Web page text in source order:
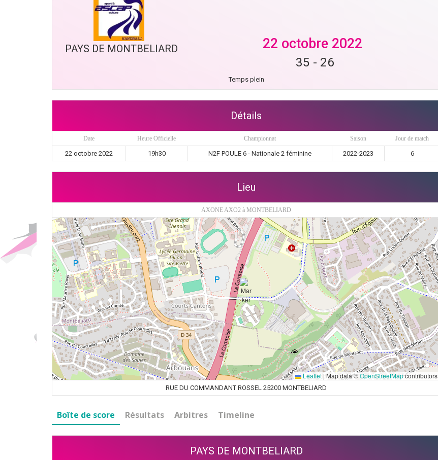
PAYS DE MONTBELIARD 22 octobre 2022
35 - 26
Temps plein
Détails
Date Heure Officielle Championnat Saison Jour de match
22 octobre 2022 19h30 N2F POULE 6 - Nationale 2 féminine 2022-2023 6
Lieu
AXONE AXO2 à MONTBELIARD
Leaflet | Map data ©OpenStreetMapcontributors
RUE DU COMMANDANT ROSSEL 25200 MONTBELIARD
Boîte de score Résultats Arbitres Timeline
PAYS DE MONTBELIARD